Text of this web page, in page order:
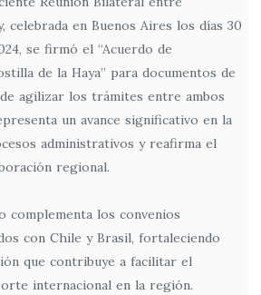
celebrada en Buenos Aires los días 30
se firmó el “Acuerdo de
de la Haya” para documentos de
agilizar los trámites entre ambos
un avance significativo en la
administrativos y reafirma el
regional.
complementa los convenios
con Chile y Brasil, fortaleciendo
que contribuye a facilitar el
internacional en la región.